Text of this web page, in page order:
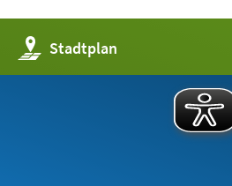
Stadtplan
(Öffnet
in
einem